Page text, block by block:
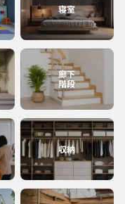
寝室
廊下
階段
収納